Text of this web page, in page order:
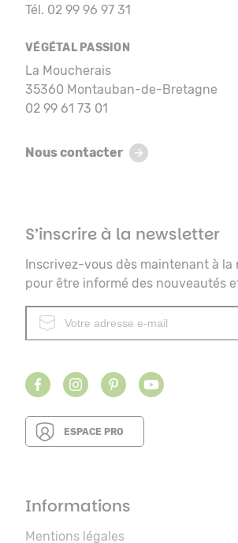
Tél. 02 99 96 97 31
VÉGÉTAL PASSION
La Moucherais
35360 Montauban-de-Bretagne
02 99 61 73 01
Nous contacter
S’inscrire à la newsletter
Inscrivez-vous dès maintenant à
pour être informé des nouveautés
ESPACE PRO
Informations
Mentions légales